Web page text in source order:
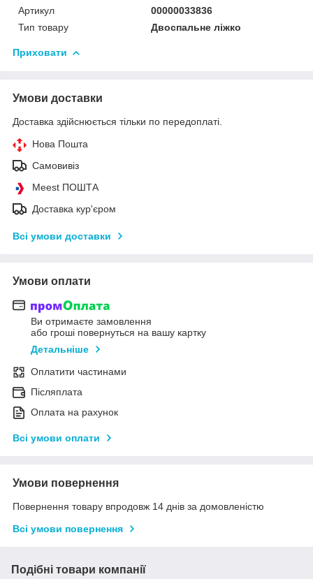
Артикул
00000033836
Тип товару
Двоспальне ліжко
Приховати
Умови доставки
Доставка здійснюється тільки по передоплаті.
Нова Пошта
Самовивіз
Meest ПОШТА
Доставка кур'єром
Всі умови доставки
Умови оплати
Ви отримаєте замовлення
або гроші повернуться на вашу картку
Детальніше
Оплатити частинами
Післяплата
Оплата на рахунок
Всі умови оплати
Умови повернення
Повернення товару впродовж 14 днів за домовленістю
Всі умови повернення
Подібні товари компанії